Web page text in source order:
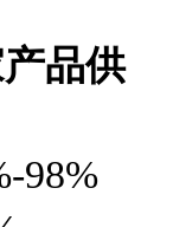
品供
98%